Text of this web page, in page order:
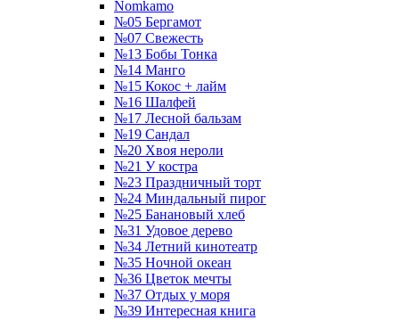
Nomkamo
№05 Бергамот
№07 Свежесть
№13 Бобы Тонка
№14 Манго
№15 Кокос + лайм
№16 Шалфей
№17 Лесной бальзам
№19 Сандал
№20 Хвоя нероли
№21 У костра
№23 Праздничный торт
№24 Миндальный пирог
№25 Банановый хлеб
№31 Удовое дерево
№34 Летний кинотеатр
№35 Ночной океан
№36 Цветок мечты
№37 Отдых у моря
№39 Интересная книга